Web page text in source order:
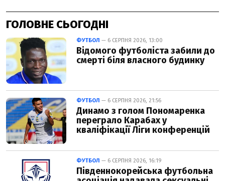
ГОЛОВНЕ СЬОГОДНІ
ФУТБОЛ — 6 СЕРПНЯ 2026, 13:00
Відомого футболіста забили до
смерті біля власного будинку
ФУТБОЛ — 6 СЕРПНЯ 2026, 21:56
Динамо з голом Пономаренка
переграло Карабах у
кваліфікації Ліги конференцій
ФУТБОЛ — 6 СЕРПНЯ 2026, 16:19
Південнокорейська футбольна